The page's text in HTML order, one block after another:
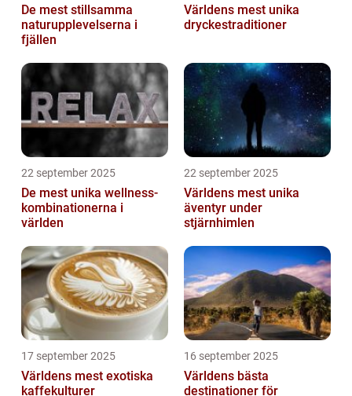
De mest stillsamma
naturupplevelserna i
fjällen
Världens mest unika
dryckestraditioner
22 september 2025
De mest unika wellness-
kombinationerna i
världen
22 september 2025
Världens mest unika
äventyr under
stjärnhimlen
17 september 2025
Världens mest exotiska
kaffekulturer
16 september 2025
Världens bästa
destinationer för